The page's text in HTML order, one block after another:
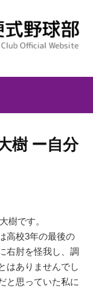
樹 ー自分
樹です。
高校3年の最後の
右肘を怪我し、調
はありませんでし
と思っていた私に